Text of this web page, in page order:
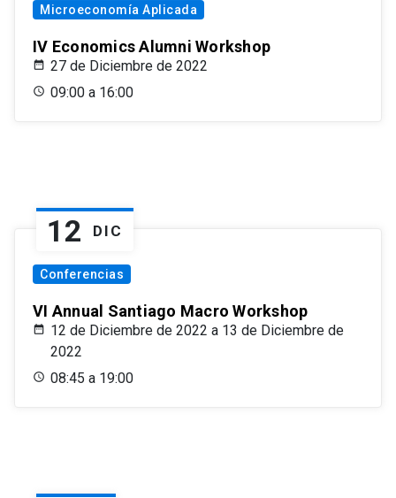
Microeconomía Aplicada
IV Economics Alumni Workshop
27 de Diciembre de 2022
09:00 a 16:00
12 DIC
Conferencias
VI Annual Santiago Macro Workshop
12 de Diciembre de 2022 a 13 de Diciembre de
2022
08:45 a 19:00